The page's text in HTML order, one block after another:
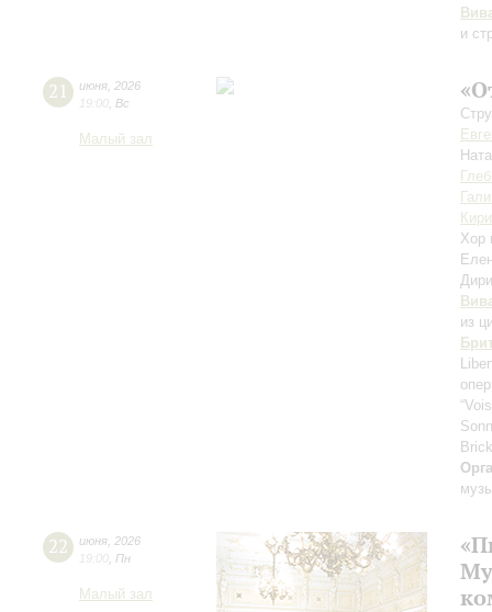
и
21 июня 2026
19:00 Вс
Малый зал
Хор
из
22 июня 2026
19:00 Пн
Малый зал